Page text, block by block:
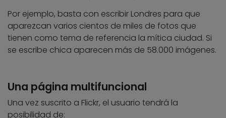
Por ejemplo, basta con escribir Londres para que
aparezcan varios cientos de miles de fotos que
tienen como tema de referencia la mítica ciudad. Si
se escribe chica aparecen más de 58.000 imágenes.
Una página multifuncional
Una vez suscrito a Flickr, el usuario tendrá la
posibilidad de: